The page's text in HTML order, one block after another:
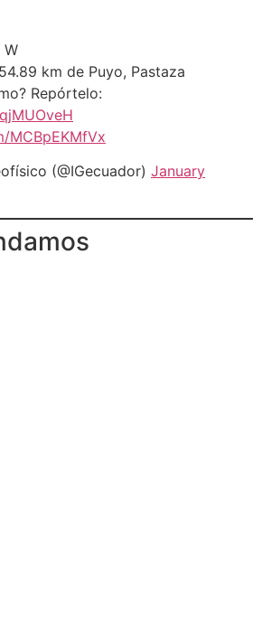
W
km de Puyo, Pastaza
Repórtelo:
MCBpEKMfVx
(@IGecuador) January